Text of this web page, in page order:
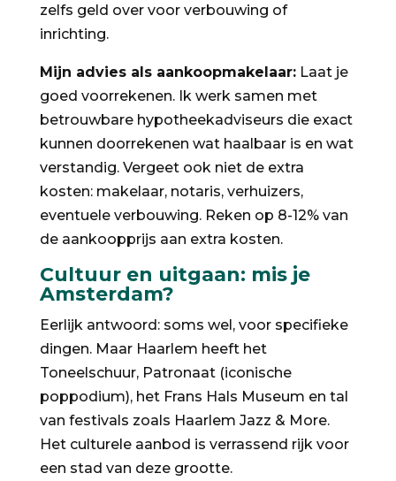
zelfs geld over voor verbouwing of
inrichting.
Mijn advies als aankoopmakelaar:Laat je
goed voorrekenen. Ik werk samen met
betrouwbare hypotheekadviseurs die exact
kunnen doorrekenen wat haalbaar is en wat
verstandig. Vergeet ook niet de extra
kosten: makelaar, notaris, verhuizers,
eventuele verbouwing. Reken op 8-12% van
de aankoopprijs aan extra kosten.
Cultuur en uitgaan: mis je
Amsterdam?
Eerlijk antwoord: soms wel, voor specifieke
dingen. Maar Haarlem heeft het
Toneelschuur, Patronaat (iconische
poppodium), het Frans Hals Museum en tal
van festivals zoals Haarlem Jazz & More.
Het culturele aanbod is verrassend rijk voor
een stad van deze grootte.